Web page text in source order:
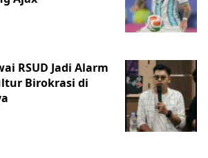
RSUD Jadi Alarm
Birokrasi di